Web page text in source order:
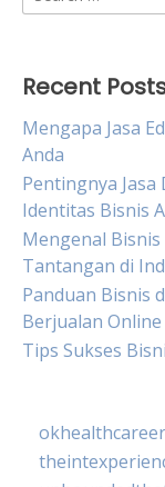
for:
Recent
Mengapa Jasa
Anda
Pentingnya
Identitas Bisnis
Mengenal
Tantangan di
Panduan Bisnis
Berjualan Online
Tips Sukses